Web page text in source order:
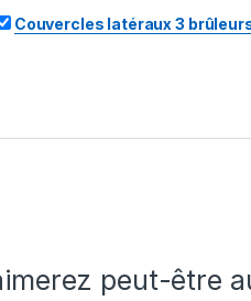
Couvercles latéraux 3
peut-être